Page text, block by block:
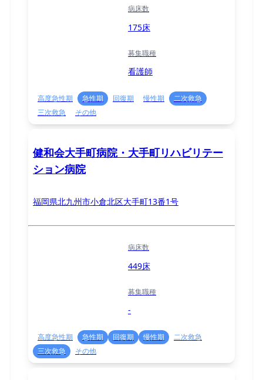
病床数
175床
募集職種
看護師
高度急性期 急性期 回復期 慢性期
二次救急
三次救急
その他
健和会大手町病院・大手町リハビリテー
ション病院
福岡県北九州市小倉北区大手町13番1号
病床数
449床
募集職種
-
高度急性期 急性期 回復期 慢性期
二次救急
三次救急
その他